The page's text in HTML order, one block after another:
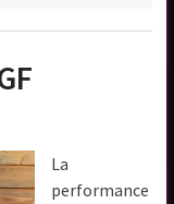
La
performance